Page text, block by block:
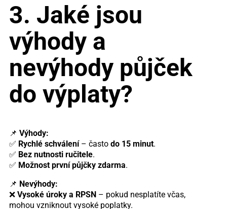
3. Jaké jsou
výhody a
nevýhody půjček
do výplaty?
📌 Výhody:
✅ Rychlé schválení– často do 15 minut.
✅ Bez nutnosti ručitele.
✅ Možnost první půjčky zdarma.
📌 Nevýhody:
❌ Vysoké úroky a RPSN– pokud nesplatíte včas,
mohou vzniknout vysoké poplatky.